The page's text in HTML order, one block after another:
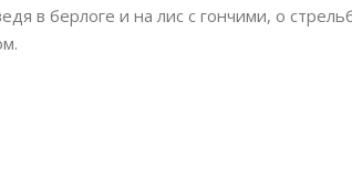
в берлоге и на лис с гончими, о